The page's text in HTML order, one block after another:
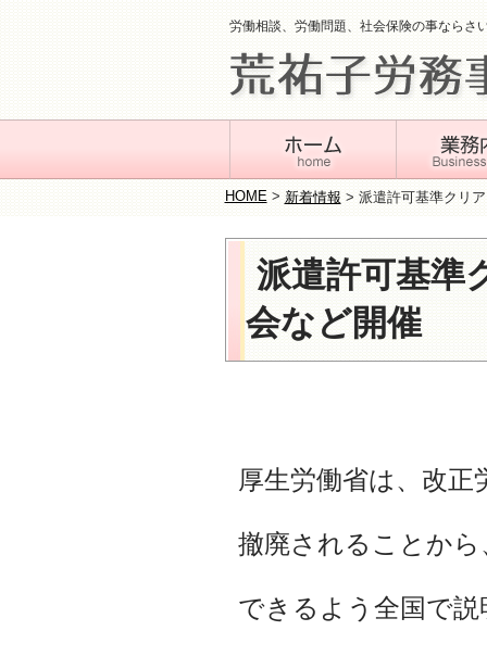
労働相談、労働問題、社会保険の事ならさ
HOME> 新着情報 > 派遣許可基準クリ
派遣許可基準
会など開催
厚生労働省は、改
撤廃されることから
できるよう全国で